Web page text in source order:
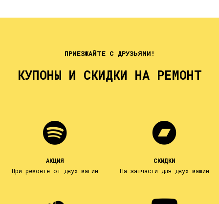
ПРИЕЗЖАЙТЕ С ДРУЗЬЯМИ!
КУПОНЫ И СКИДКИ НА РЕМОНТ
АКЦИЯ
При ремонте от двух магин
СКИДКИ
На запчасти для двух машин